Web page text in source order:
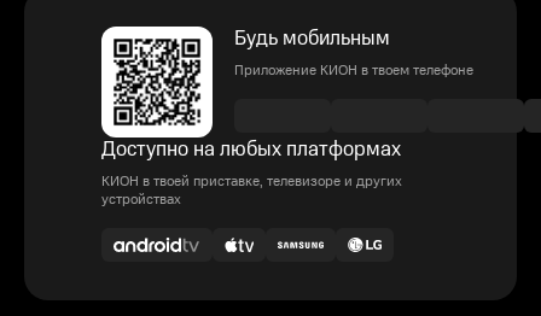
Будь мобильным
Приложение КИОН в твоем телефоне
Доступно на любых платформах
КИОН в твоей приставке, телевизоре и других
устройствах